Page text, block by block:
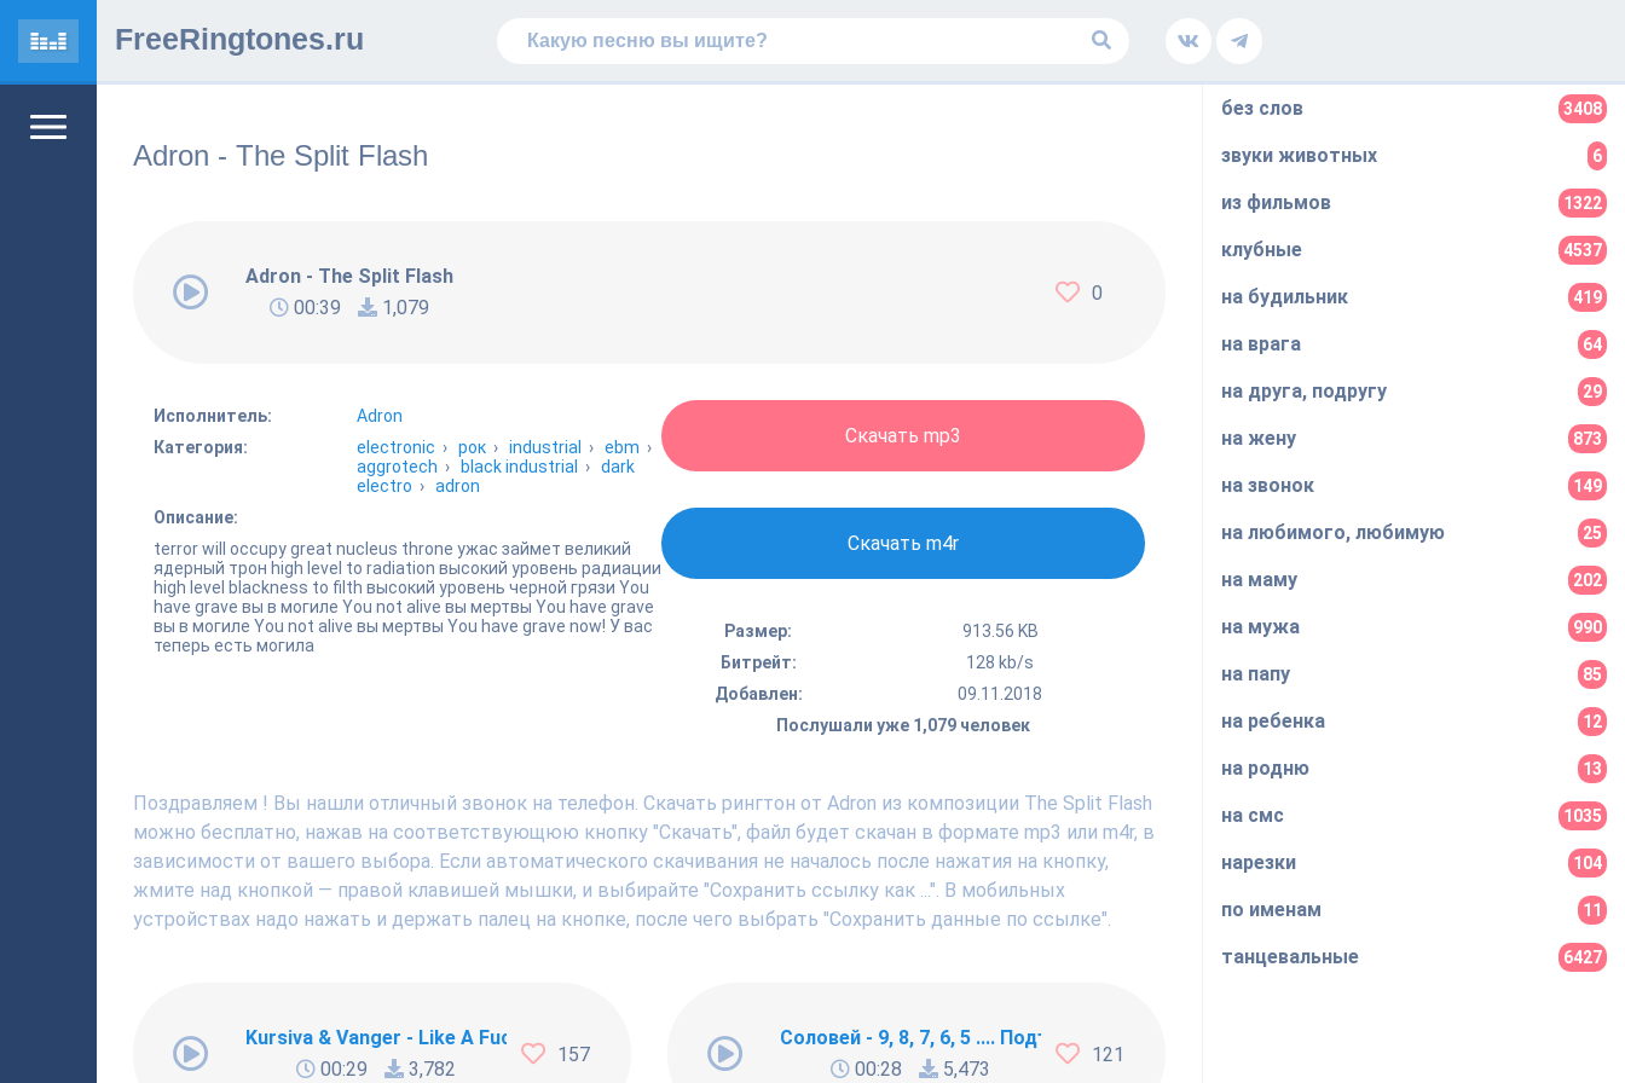
FreeRingtones.ru
Adron - The Split Flash
Adron - The Split Flash
00:39
1,079
0
Исполнитель:
Adron
Категория:
electronic › рок › industrial › ebm ›
aggrotech › black industrial › dark
electro › adron
Описание:
terror will occupy great nucleus throne ужас займет великий
ядерный трон high level to radiation высокий уровень радиации
high level blackness to filth высокий уровень черной грязи You
have grave вы в могиле You not alive вы мертвы You have grave
вы в могиле You not alive вы мертвы You have grave now! У вас
теперь есть могила
Скачать mp3
Скачать m4r
Размер:
913.56 KB
Битрейт:
128 kb/s
Добавлен:
09.11.2018
Послушали уже 1,079 человек
Поздравляем ! Вы нашли отличный звонок на телефон. Скачать рингтон от Adron из композиции The Split Flash
можно бесплатно, нажав на соответствующюю кнопку "Скачать", файл будет скачан в формате mp3 или m4r, в
зависимости от вашего выбора. Если автоматического скачивания не началось после нажатия на кнопку,
жмите над кнопкой — правой клавишей мышки, и выбирайте "Сохранить ссылку как ...". В мобильных
устройствах надо нажать и держать палец на кнопке, после чего выбрать "Сохранить данные по ссылке".
Kursiva & Vanger - Like A Fucking Newbie
00:29
3,782
157
Соловей - 9, 8, 7, 6, 5 .... Подъём !!!
00:28
5,473
121
без слов 3408
звуки животных 6
из фильмов 1322
клубные 4537
на будильник 419
на врага 64
на друга, подругу 29
на жену 873
на звонок 149
на любимого, любимую 25
на маму 202
на мужа 990
на папу 85
на ребенка 12
на родню 13
на смс 1035
нарезки 104
по именам 11
танцевальные 6427